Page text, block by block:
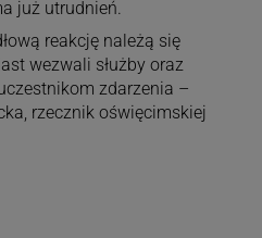
już utrudnień.
reakcję należą się
wezwali służby oraz
zdarzenia –
rzecznik oświęcimskiej